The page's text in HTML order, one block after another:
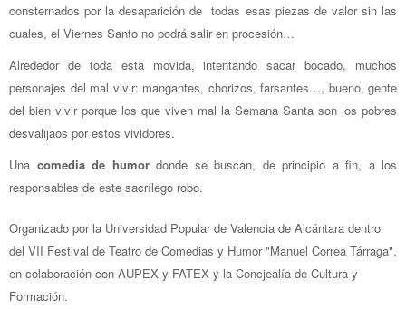
consternados por la desaparición de todas esas piezas de valor sin las
cuales, el Viernes Santo no podrá salir en procesión…
Alrededor de toda esta movida, intentando sacar bocado, muchos
personajes del mal vivir: mangantes, chorizos, farsantes…, bueno, gente
del bien vivir porque los que viven mal la Semana Santa son los pobres
desvalijaos por estos vividores.
Una comedia de humordonde se buscan, de principio a fin, a los
responsables de este sacrílego robo.
Organizado por la Universidad Popular de Valencia de Alcántara dentro
del VII Festival de Teatro de Comedias y Humor "Manuel Correa Tárraga",
en colaboración con AUPEX y FATEX y la Concjealía de Cultura y
Formación.